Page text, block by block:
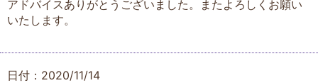
アドバイスありがとうございました。またよろしくお願い
いたします。
日付：2020/11/14